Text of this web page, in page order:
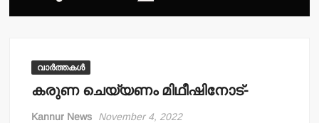
വാർത്തകൾ
കരുണ ചെയ്യണം മിഥീഷിനോട്-
Kannur News November 4, 2022